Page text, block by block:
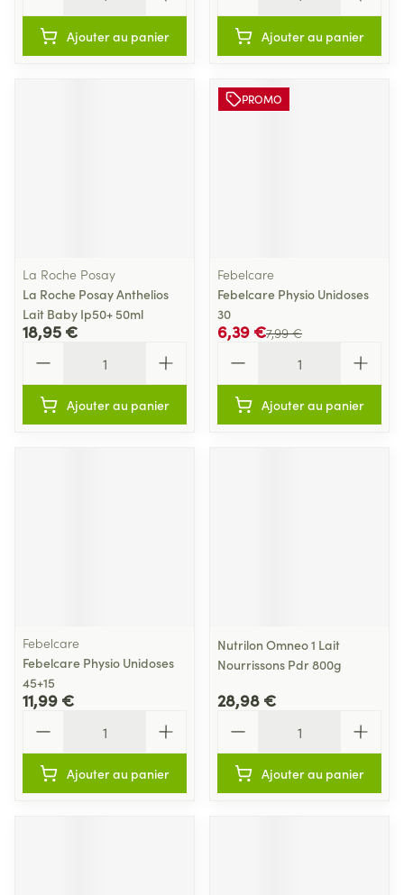
Ajouter au panier Ajouter au panier
La Roche Posay
La Roche Posay Anthelios
Lait Baby Ip50+ 50ml
18,95 €
Ajouter au panier
PROMO
Febelcare
Febelcare Physio Unidoses
30
7,99 €
6,39 €
Ajouter au panier
Febelcare
Febelcare Physio Unidoses
45+15
11,99 €
Ajouter au panier
Nutrilon Omneo 1 Lait
Nourrissons Pdr 800g
28,98 €
Ajouter au panier